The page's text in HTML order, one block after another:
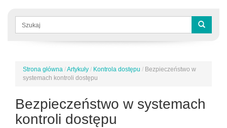
Formularz
wyszukiwania
Jesteś
tutaj
Strona główna /Artykuły / Kontrola dostępu / Bezpieczeństwo w
systemach kontroli dostępu
Bezpieczeństwo w systemach
kontroli dostępu